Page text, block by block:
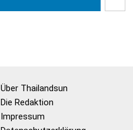
Über Thailandsun
Die Redaktion
Impressum